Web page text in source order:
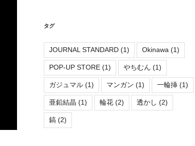
タグ
JOURNAL STANDARD(1) Okinawa (1)
POP-UP STORE(1) やちむん (1)
ガジュマル(1) マンガン (1) 一輪挿(1)
亜鉛結晶 (1) 輪花(2) 透かし (2)
鎬(2)